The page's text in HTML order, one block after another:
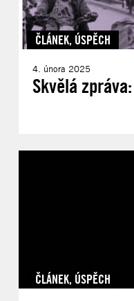
ČLÁNEK, ÚSPĚCH
4. února 2025
Skvělá
ČLÁNEK, ÚSPĚCH